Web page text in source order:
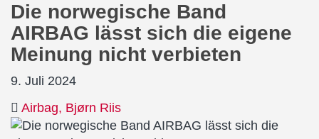
Die norwegische Band
AIRBAG lässt sich die eigene
Meinung nicht verbieten
9. Juli 2024
Airbag Bjørn Riis